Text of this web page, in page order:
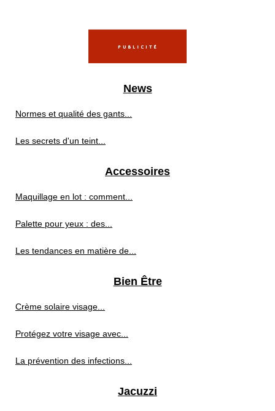
News
Normes et qualité des gants...
Les secrets d'un teint...
Accessoires
Maquillage en lot : comment...
Palette pour yeux : des...
Les tendances en matière de...
Bien Être
Crème solaire visage...
Protégez votre visage avec...
La prévention des infections...
Jacuzzi